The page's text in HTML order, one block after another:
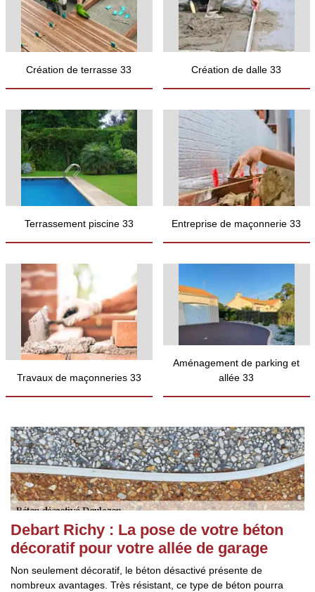
Création de terrasse 33 Création de dalle 33
Terrassement piscine 33 Entreprise de maçonnerie 33
Travaux de maçonneries 33
Aménagement de parking et
allée 33
Debart Richy : La pose de votre béton
décoratif pour votre allée de garage
Non seulement décoratif, le béton désactivé présente de
nombreux avantages. Très résistant, ce type de béton pourra